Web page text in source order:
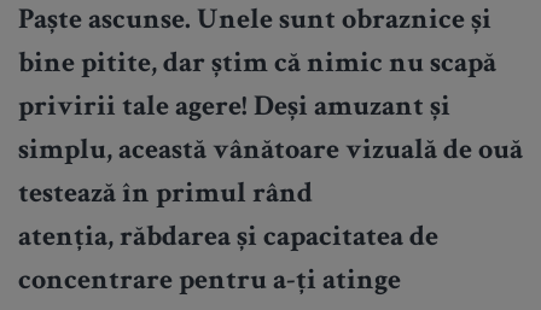
Paște ascunse. Unele sunt obraznice și
bine pitite, dar știm că nimic nu scapă
privirii tale agere! Deși amuzant și
simplu, această vânătoare vizuală de ouă
testează în primul rând
atenția, răbdarea și capacitatea de
concentrare pentru a-ți atinge